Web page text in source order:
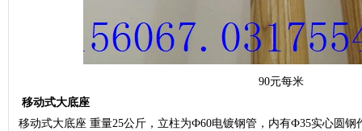
90元每米
移动式大底座
移动式大底座 重量25公斤，立柱为Ф60电镀钢管，内有Ф35实心圆钢